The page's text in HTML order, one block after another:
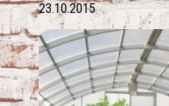
23.10.2015